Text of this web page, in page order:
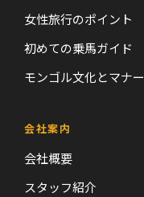
女性旅行のポイント
初めての乗馬ガイド
モンゴル文化とマナー
会社案内
会社概要
スタッフ紹介